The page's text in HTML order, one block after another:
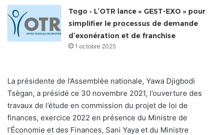
Togo • L’OTR lance « GEST-EXO » pour
simplifier le processus de demande
d’exonération et de franchise
1 octobre 2025
La présidente de l’Assemblée nationale, Yawa Djigbodi
Tsègan, a présidé ce 30 novembre 2021, l’ouverture des
travaux de l’étude en commission du projet de loi de
finances, exercice 2022 en présence du Ministre de
l’Économie et des Finances, Sani Yaya et du Ministre